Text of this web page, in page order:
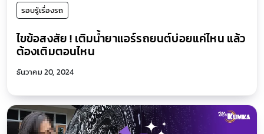
รอบรู้เรื่องรถ
ไขข้อสงสัย ! เติมน้ำยาแอร์รถยนต์บ่อยแค่ไหน แล้ว
ต้องเติมตอนไหน
ธันวาคม 20, 2024